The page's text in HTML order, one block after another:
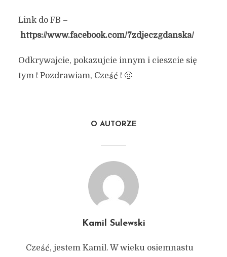
Link do FB –
https://www.facebook.com/7zdjeczgdanska/
Odkrywajcie, pokazujcie innym i cieszcie się
tym ! Pozdrawiam, Cześć ! 🙂
O AUTORZE
Kamil Sulewski
Cześć, jestem Kamil. W wieku osiemnastu